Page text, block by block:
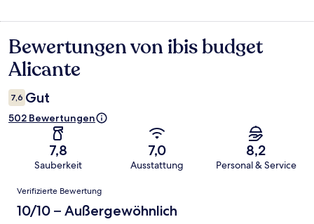
Bewertungen
Bewertungen von ibis budget
Alicante
7,6 Gut
502 Bewertungen
7,8
Sauberkeit
7,0
Ausstattung
8,2
Personal & Service
Bewertungen
Verifizierte Bewertung
10/10 – Außergewöhnlich